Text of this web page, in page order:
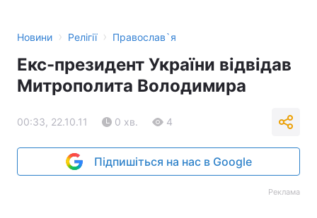
Новини › Релігії › Православ`я
Екс-президент України відвідав
Митрополита Володимира
00:33, 22.10.11 0 хв. 4
Підпишіться на нас в Google
Реклама